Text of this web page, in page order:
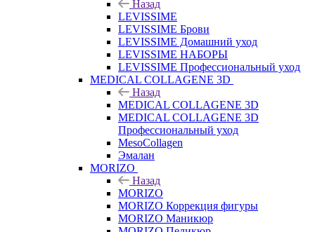
Назад
LEVISSIME
LEVISSIME Брови
LEVISSIME Домашний уход
LEVISSIME НАБОРЫ
LEVISSIME Профессиональный уход
MEDICAL COLLAGENE 3D
Назад
MEDICAL COLLAGENE 3D
MEDICAL COLLAGENE 3D
Профессиональный уход
MesoCollagen
Эмалан
MORIZO
Назад
MORIZO
MORIZO Коррекция фигуры
MORIZO Маникюр